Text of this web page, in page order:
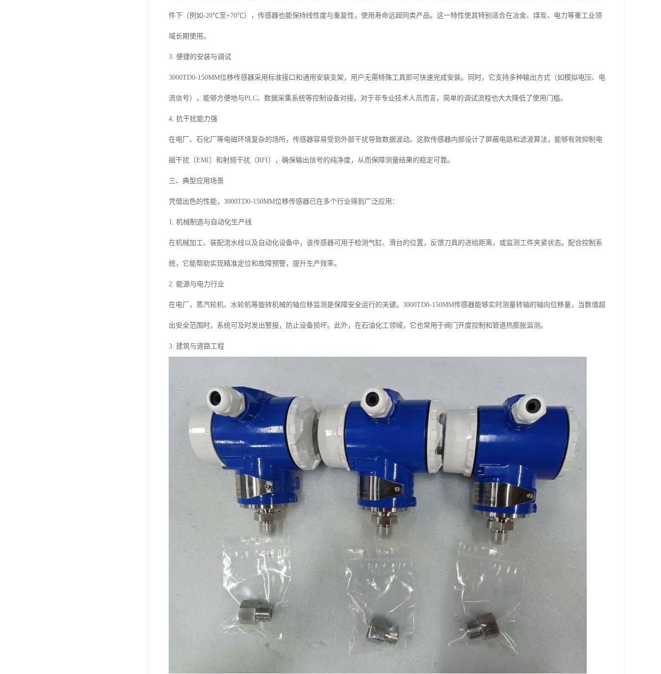
件下（例如-20℃至+70℃），传感器也能保持线性度与重复性，使用寿命远超同类产品。这一特性使其特别适合在冶金、煤炭、电力等重工业领
域长期使用。
3. 便捷的安装与调试
3000TD0-150MM位移传感器采用标准接口和通用安装支架，用户无需特殊工具即可快速完成安装。同时，它支持多种输出方式（如模拟电压、电
流信号），能够方便地与PLC、数据采集系统等控制设备对接。对于非专业技术人员而言，简单的调试流程也大大降低了使用门槛。
4. 抗干扰能力强
在电厂、石化厂等电磁环境复杂的场所，传感器容易受到外部干扰导致数据波动。这款传感器内部设计了屏蔽电路和滤波算法，能够有效抑制电
磁干扰（EMI）和射频干扰（RFI），确保输出信号的纯净度，从而保障测量结果的稳定可靠。
三、典型应用场景
凭借出色的性能，3000TD0-150MM位移传感器已在多个行业得到广泛应用：
1. 机械制造与自动化生产线
在机械加工、装配流水线以及自动化设备中，该传感器可用于检测气缸、滑台的位置，反馈刀具的进给距离，或监测工件夹紧状态。配合控制系
统，它能帮助实现精准定位和故障预警，提升生产效率。
2. 能源与电力行业
在电厂，蒸汽轮机、水轮机等旋转机械的轴位移监测是保障安全运行的关键。3000TD0-150MM传感器能够实时测量转轴的轴向位移量，当数值超
出安全范围时，系统可及时发出警报，防止设备损坏。此外，在石油化工领域，它也常用于阀门开度控制和管道热膨胀监测。
3. 建筑与道路工程